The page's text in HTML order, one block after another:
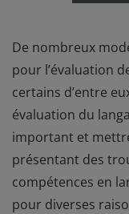
De nombreux
pour l’évaluation
certains d’entre
évaluation du
important et
présentant des
compétences en
pour diverses